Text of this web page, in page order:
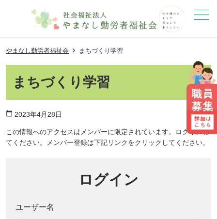
メニュー
やまなし勤労者福祉会 まちづくり学習
まちづくり学習
calendar_today 2023年4月28日
この情報へのアクセスはメンバーに限定されています。ログインし
てください。メンバー登録は下記リンクをクリックしてください。
ログイン
ユーザー名